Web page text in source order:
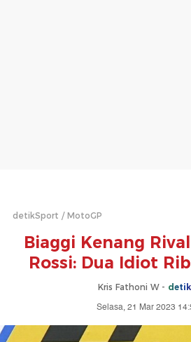
detikSport MotoGP
Biaggi Kenang
Rossi: Dua Idiot
Kris Fathoni W -
Selasa, 21 Mar 2023